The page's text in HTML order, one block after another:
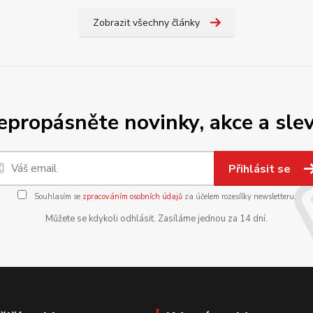
Zobrazit všechny články
novinky, akce a
Přihlásit se
Souhlasím se zpracováním osobních údajůza účelem rozesílky newsletteru.
Můžete se kdykoli odhlásit. Zasíláme jednou za 14 dní.